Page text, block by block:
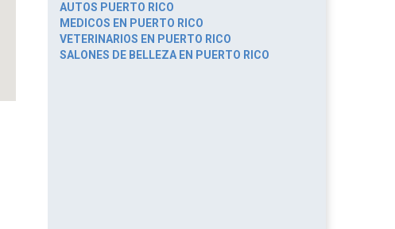
AUTOS PUERTO RICO
MEDICOS EN PUERTO RICO
VETERINARIOS EN PUERTO RICO
SALONES DE BELLEZA EN PUERTO RICO